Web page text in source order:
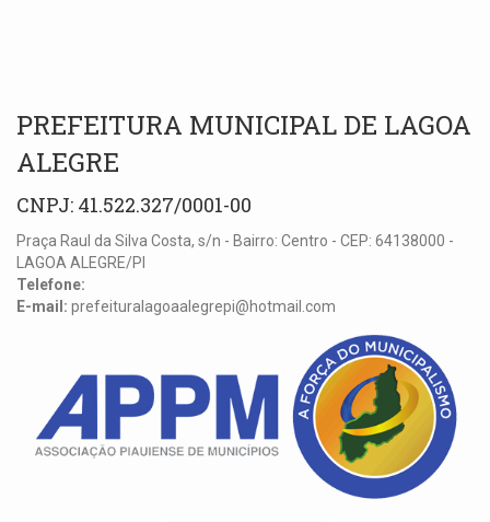
PREFEITURA MUNICIPAL DE LAGOA
ALEGRE
CNPJ: 41.522.327/0001-00
Praça Raul da Silva Costa, s/n - Bairro: Centro - CEP: 64138000 -
LAGOA ALEGRE/PI
Telefone:
E-mail: prefeituralagoaalegrepi@hotmail.com